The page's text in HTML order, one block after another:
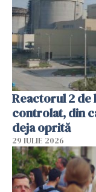
Reactorul 2 de
controlat, din
deja oprită
29 IULIE 2026